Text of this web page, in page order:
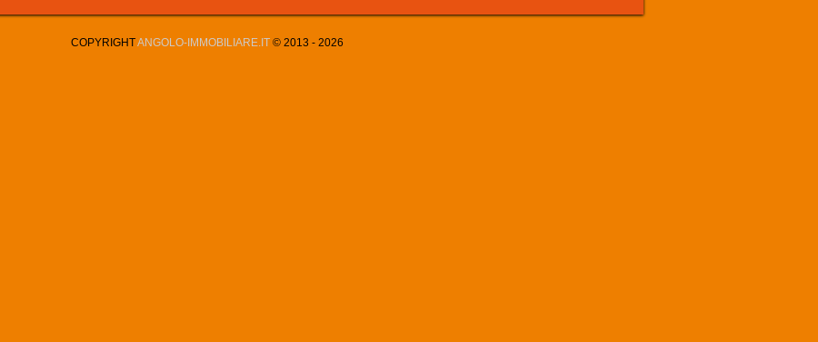
COPYRIGHTANGOLO-IMMOBILIARE.IT © 2013 - 2026